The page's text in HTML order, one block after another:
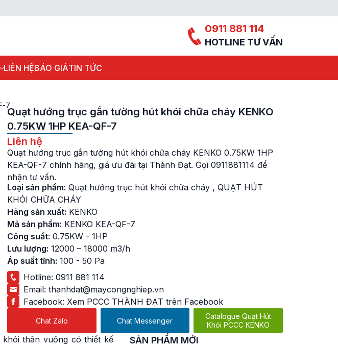
0911 881 114
HOTLINE TƯ VẤN
LIÊN HỆBÁO GIÁTIN TỨC
7
Quạt hướng trục gắn tường hút khói chữa cháy KENKO
0.75KW 1HP KEA-QF-7
Liên hệ
Quạt hướng trục gắn tường hút khói chữa cháy KENKO 0.75KW 1HP
KEA-QF-7 chính hãng, giá ưu đãi tại Thành Đạt. Gọi 0911881114 để
nhận tư vấn.
Loại sản phẩm: Quạt hướng trục hút khói chữa cháy , QUẠT HÚT
KHÓI CHỮA CHÁY
Hãng sản xuất: KENKO
Mã sản phẩm: KENKO KEA-QF-7
Công suất: 0.75KW - 1HP
Lưu lượng: 12000 – 18000 m3/h
Áp suất tĩnh: 100 - 50 Pa
Hotline: 0911 881 114
Email: thanhdat@maycongnghiep.vn
Facebook: Xem PCCC THÀNH ĐẠT trên Facebook
Chat Zalo Chat Messenger
Catalogue Quạt Hút
Khói PCCC KENKO
khói thân vuông có thiết kế
SẢN PHẨM MỚI